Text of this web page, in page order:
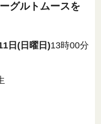
グルトムースを
日(日曜日)13時00分